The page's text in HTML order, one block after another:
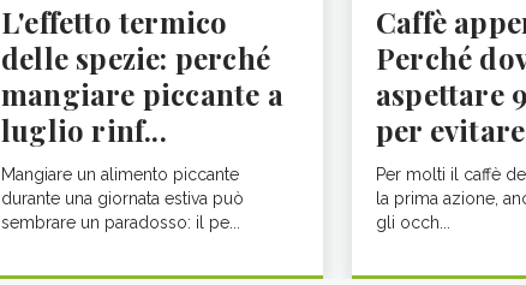
L'effetto termico
delle spezie: perché
mangiare piccante a
luglio rinf...
Mangiare un alimento piccante
durante una giornata estiva può
sembrare un paradosso: il pe...
Caffè
Perché
aspettare
per
Per molti il caffè
la prima azione,
gli occh...